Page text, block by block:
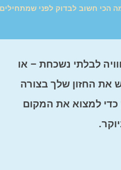
הכי חשוב לבדוק לפני
לבלתי נשכחת – או
את החזון שלך בצורה
כדי למצוא את המקום